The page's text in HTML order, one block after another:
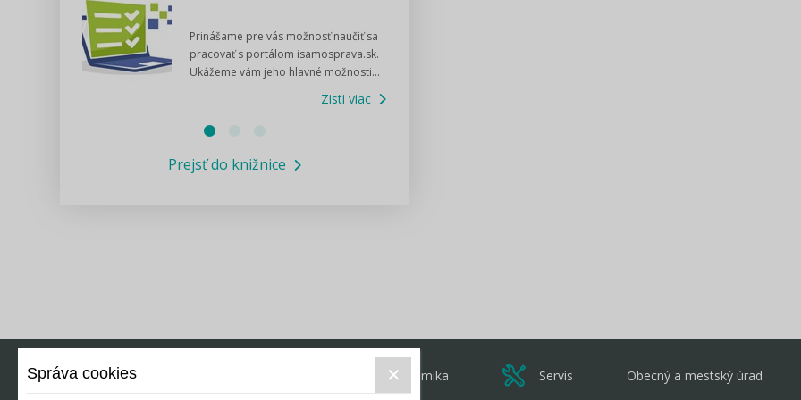
Prinášame pre vás možnosť naučiť sa
pracovať s portálom isamosprava.sk.
Ukážeme vám jeho hlavné možnosti...
Zisti viac
Prejsť do knižnice
Ekonomika Servis Obecný a mestský úrad
Správa cookies